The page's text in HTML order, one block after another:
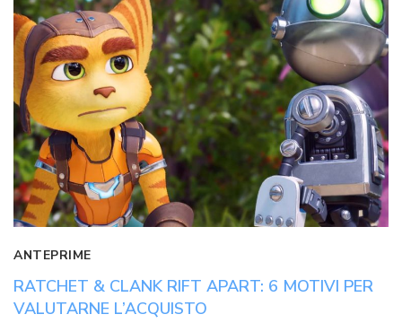
ANTEPRIME
RATCHET & CLANK RIFT APART: 6 MOTIVI PER
VALUTARNE L’ACQUISTO